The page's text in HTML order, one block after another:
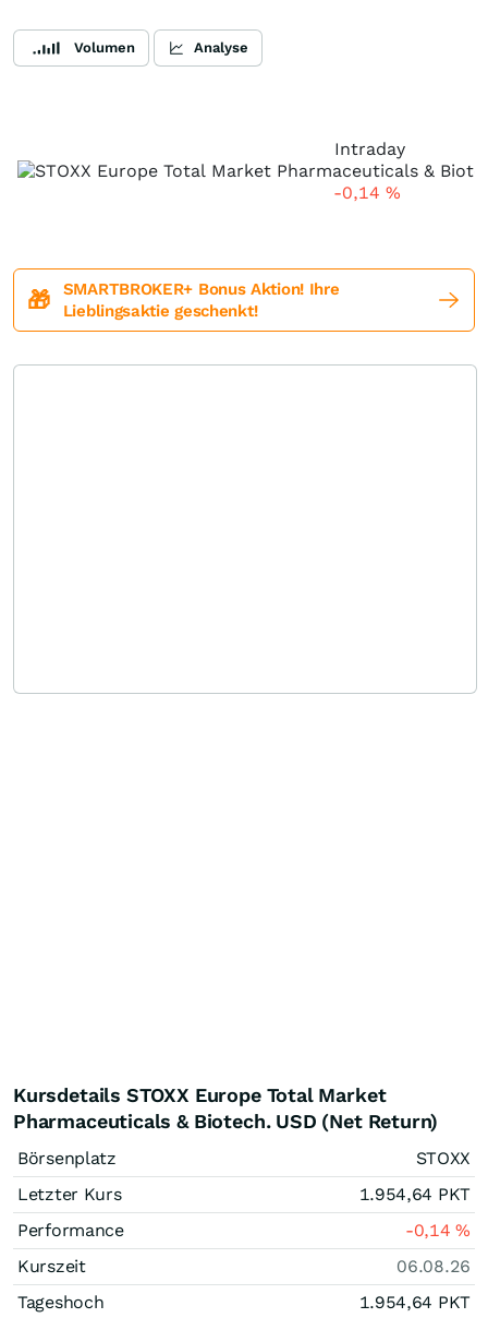
Volumen Analyse
Intraday
-0,14 %
🎁
SMARTBROKER+ Bonus Aktion! Ihre
Lieblingsaktie geschenkt!
Kursdetails STOXX Europe Total Market
Pharmaceuticals & Biotech. USD (Net Return)
Börsenplatz
STOXX
Letzter Kurs
1.954,64 PKT
Performance
-0,14%
Kurszeit
06.08.26
Tageshoch
1.954,64 PKT